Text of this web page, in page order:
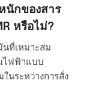
นักของสาร
หรือไม่?
นที่เหมาะสม
ไฟฟ้าแบบ
นระหว่างการสั่ง